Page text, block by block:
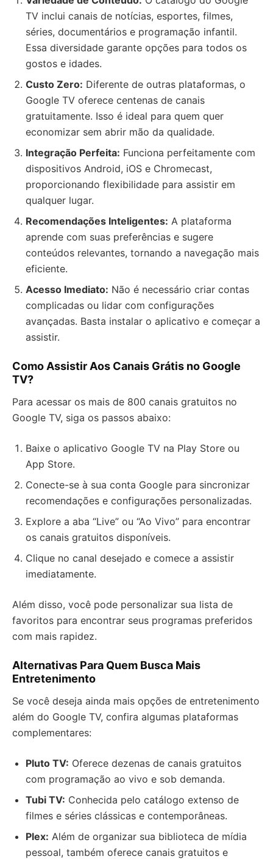
TV inclui canais de notícias, esportes, filmes,
séries, documentários e programação infantil.
Essa diversidade garante opções para todos os
gostos e idades.
Custo Zero: Diferente de outras plataformas, o
Google TV oferece centenas de canais
gratuitamente. Isso é ideal para quem quer
economizar sem abrir mão da qualidade.
Integração Perfeita: Funciona perfeitamente com
dispositivos Android, iOS e Chromecast,
proporcionando flexibilidade para assistir em
qualquer lugar.
Recomendações Inteligentes: A plataforma
aprende com suas preferências e sugere
conteúdos relevantes, tornando a navegação mais
eficiente.
Acesso Imediato: Não é necessário criar contas
complicadas ou lidar com configurações
avançadas. Basta instalar o aplicativo e começar a
assistir.
Como Assistir Aos Canais Grátis no Google
TV?
Para acessar os mais de 800 canais gratuitos no
Google TV, siga os passos abaixo:
Baixe o aplicativo Google TV na Play Store ou
App Store.
Conecte-se à sua conta Google para sincronizar
recomendações e configurações personalizadas.
Explore a aba “Live” ou “Ao Vivo” para encontrar
os canais gratuitos disponíveis.
Clique no canal desejado e comece a assistir
imediatamente.
Além disso, você pode personalizar sua lista de
favoritos para encontrar seus programas preferidos
com mais rapidez.
Alternativas Para Quem Busca Mais
Entretenimento
Se você deseja ainda mais opções de entretenimento
além do Google TV, confira algumas plataformas
complementares:
Pluto TV: Oferece dezenas de canais gratuitos
com programação ao vivo e sob demanda.
Tubi TV: Conhecida pelo catálogo extenso de
filmes e séries clássicas e contemporâneas.
Plex: Além de organizar sua biblioteca de mídia
pessoal, também oferece canais gratuitos e